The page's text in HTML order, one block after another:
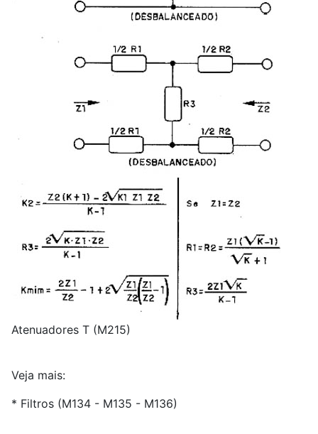
Atenuadores T (M215)
Veja mais:
* Filtros (M134 - M135 - M136)